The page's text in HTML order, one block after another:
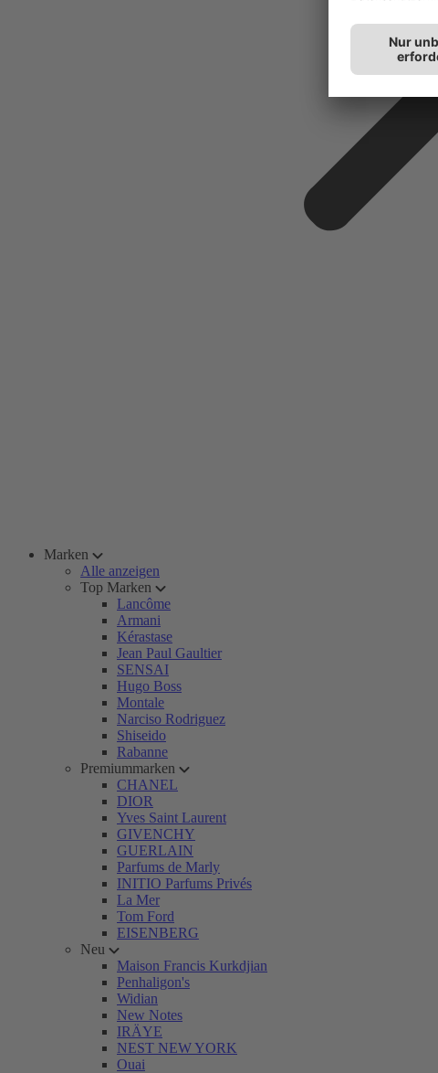
Marken
Alle anzeigen
Top Marken
Lancôme
Armani
Kérastase
Jean Paul Gaultier
SENSAI
Hugo Boss
Montale
Narciso Rodriguez
Shiseido
Rabanne
Premiummarken
CHANEL
DIOR
Yves Saint Laurent
GIVENCHY
GUERLAIN
Parfums de Marly
INITIO Parfums Privés
La Mer
Tom Ford
EISENBERG
Neu
Maison Francis Kurkdjian
Penhaligon's
Widian
New Notes
IRÄYE
NEST NEW YORK
Ouai